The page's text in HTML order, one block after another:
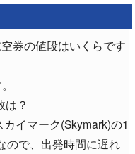
券の値段はいくらです
は？
イマーク(Skymark)の1
ので、出発時間に遅れ